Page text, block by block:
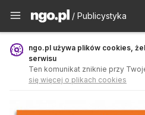
Publicystyka -
/ Publicystyka
ngo.pl używa plików cookies,
serwisu
Ten komunikat zniknie przy
się więcej o plikach cookies